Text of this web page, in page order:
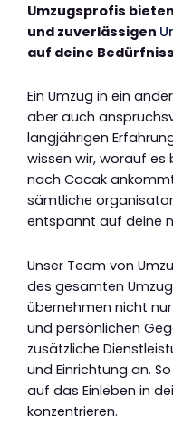
Umzugsprofis
und zuverlässigen
auf deine
Ein Umzug in ein
aber auch
langjährigen
wissen wir, worauf es
nach Cacak
sämtliche
entspannt auf deine
Unser Team von
des gesamten
übernehmen nicht
und persönlichen
zusätzliche
und Einrichtung an.
auf das Einleben in
konzentrieren.